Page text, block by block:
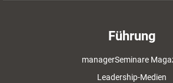
Führung
managerSeminare
Leadership-Medien